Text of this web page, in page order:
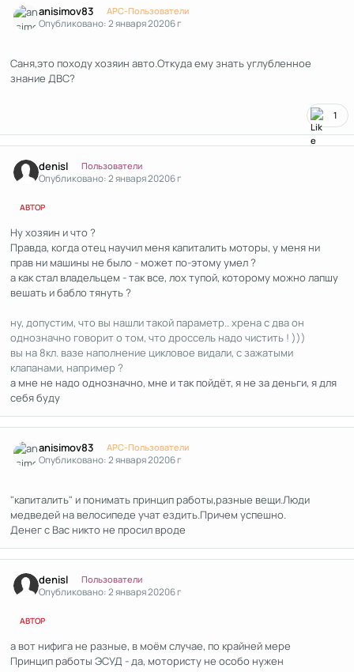
anisimov83 APC-Пользователи
Опубликовано:2 января 20206 г
Саня,это походу хозяин авто.Откуда ему знать углубленное
знание ДВС?
1
denisl Пользователи
Опубликовано:2 января 20206 г
АВТОР
Ну хозяин и что ?
Правда, когда отец научил меня капиталить моторы, у меня ни
прав ни машины не было - может по-этому умел ?
а как стал владельцем - так все, лох тупой, которому можно лапшу
вешать и бабло тянуть ?
ну, допустим, что вы нашли такой параметр.. хрена с два он
однозначно говорит о том, что дроссель надо чистить ! )))
вы на 8кл. вазе наполнение цикловое видали, с зажатыми
клапанами, например ?
а мне не надо однозначно, мне и так пойдёт, я не за деньги, я для
себя буду
anisimov83 APC-Пользователи
Опубликовано:2 января 20206 г
"капиталить" и понимать принцип работы,разные вещи.Люди
медведей на велосипеде учат ездить.Причем успешно.
Денег с Вас никто не просил вроде
denisl Пользователи
Опубликовано:2 января 20206 г
АВТОР
а вот нифига не разные, в моём случае, по крайней мере
Принцип работы ЭСУД - да, мотористу не особо нужен